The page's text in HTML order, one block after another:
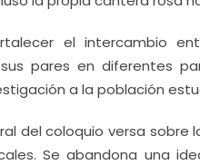
el intercambio
pares en diferentes
a la población
del coloquio versa sobre
Se abandona una